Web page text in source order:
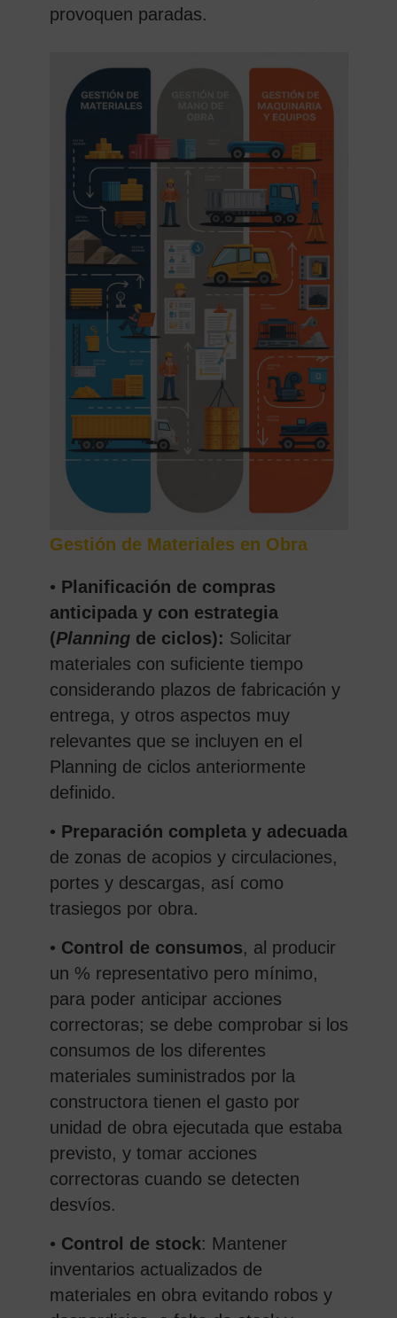
provoquen paradas.
Gestión de Materiales en Obra
• Planificación de compras
anticipada y con estrategia
(Planningde ciclos): Solicitar
materiales con suficiente tiempo
considerando plazos de fabricación y
entrega, y otros aspectos muy
relevantes que se incluyen en el
Planning de ciclos anteriormente
definido.
• Preparación completa y adecuada
de zonas de acopios y circulaciones,
portes y descargas, así como
trasiegos por obra.
• Control de consumos, al producir
un % representativo pero mínimo,
para poder anticipar acciones
correctoras; se debe comprobar si los
consumos de los diferentes
materiales suministrados por la
constructora tienen el gasto por
unidad de obra ejecutada que estaba
previsto, y tomar acciones
correctoras cuando se detecten
desvíos.
• Control de stock: Mantener
inventarios actualizados de
materiales en obra evitando robos y